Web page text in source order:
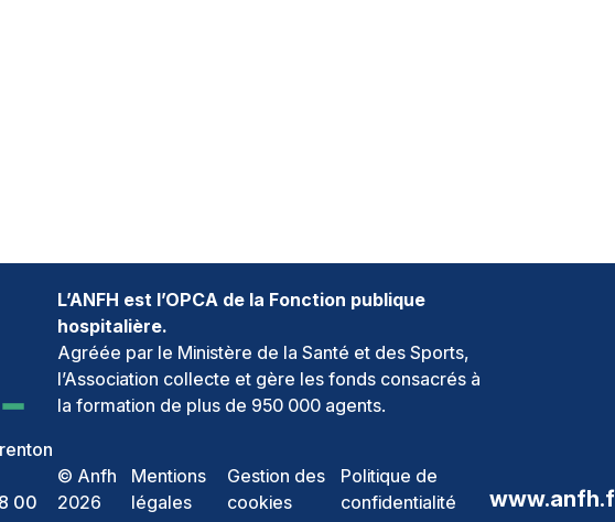
00
L’ANFH est l’OPCA de la Fonction publique
hospitalière.
Agréée par le Ministère de la Santé et des Sports,
l’Association collecte et gère les fonds consacrés à
la formation de plus de 950 000 agents.
© Anfh
2026
Mentions
légales
Gestion des
cookies
Politique de
confidentialité